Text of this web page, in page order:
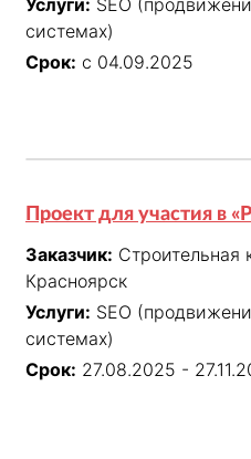
Услуги: SEO
системах)
Срок: с 04.09.2025
Проект для участия в
Заказчик: Строительная
Красноярск
Услуги: SEO
системах)
Срок: 27.08.2025 -